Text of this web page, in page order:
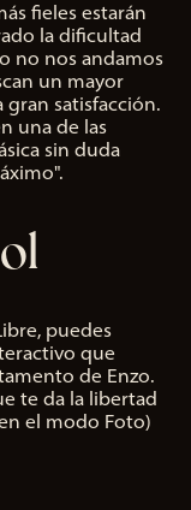
fieles estarán
la dificultad
no nos andamos
un mayor
gran satisfacción.
una de las
sin duda
puedes
que
de Enzo.
te da la libertad
el modo Foto)